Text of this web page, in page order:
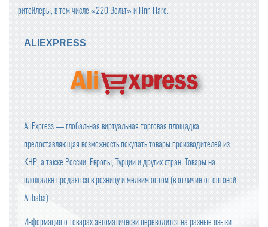
ритейлеры, в том числе «220 Вольт» и Finn Flare.
ALIEXPRESS
AliExpress — глобальная виртуальная торговая площадка,
предоставляющая возможность покупать товары производителей из
КНР, а также России, Европы, Турции и других стран. Товары на
площадке продаются в розницу и мелким оптом (в отличие от оптовой
Alibaba).
Информация о товарах автоматически переводится на разные языки.